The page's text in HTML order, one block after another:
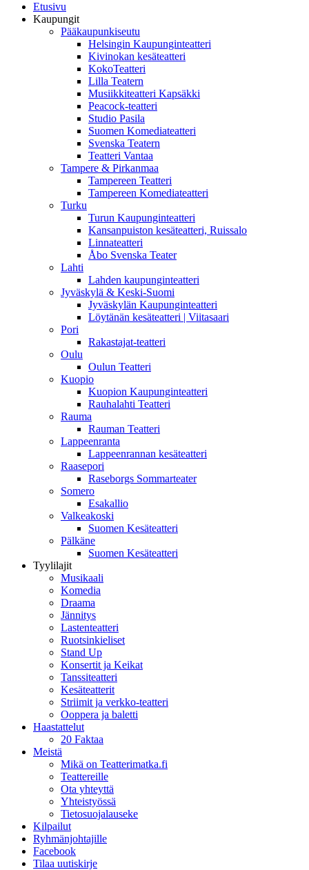
Etusivu
Kaupungit
Pääkaupunkiseutu
Helsingin Kaupunginteatteri
Kivinokan kesäteatteri
KokoTeatteri
Lilla Teatern
Musiikkiteatteri Kapsäkki
Peacock-teatteri
Studio Pasila
Suomen Komediateatteri
Svenska Teatern
Teatteri Vantaa
Tampere & Pirkanmaa
Tampereen Teatteri
Tampereen Komediateatteri
Turku
Turun Kaupunginteatteri
Kansanpuiston kesäteatteri, Ruissalo
Linnateatteri
Åbo Svenska Teater
Lahti
Lahden kaupunginteatteri
Jyväskylä & Keski-Suomi
Jyväskylän Kaupunginteatteri
Löytänän kesäteatteri | Viitasaari
Pori
Rakastajat-teatteri
Oulu
Oulun Teatteri
Kuopio
Kuopion Kaupunginteatteri
Rauhalahti Teatteri
Rauma
Rauman Teatteri
Lappeenranta
Lappeenrannan kesäteatteri
Raasepori
Raseborgs Sommarteater
Somero
Esakallio
Valkeakoski
Suomen Kesäteatteri
Pälkäne
Suomen Kesäteatteri
Tyylilajit
Musikaali
Komedia
Draama
Jännitys
Lastenteatteri
Ruotsinkieliset
Stand Up
Konsertit ja Keikat
Tanssiteatteri
Kesäteatterit
Striimit ja verkko-teatteri
Ooppera ja baletti
Haastattelut
20 Faktaa
Meistä
Mikä on Teatterimatka.fi
Teattereille
Ota yhteyttä
Yhteistyössä
Tietosuojalauseke
Kilpailut
Ryhmänjohtajille
Facebook
Tilaa uutiskirje